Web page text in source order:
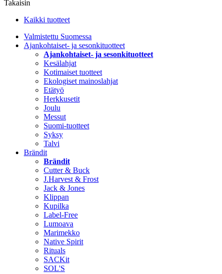
Takaisin
Kaikki tuotteet
Valmistettu Suomessa
Ajankohtaiset- ja sesonkituotteet
Ajankohtaiset- ja sesonkituotteet
Kesälahjat
Kotimaiset tuotteet
Ekologiset mainoslahjat
Etätyö
Herkkusetit
Joulu
Messut
Suomi-tuotteet
Syksy
Talvi
Brändit
Brändit
Cutter & Buck
J.Harvest & Frost
Jack & Jones
Klippan
Kupilka
Label-Free
Lumoava
Marimekko
Native Spirit
Rituals
SACKit
SOL'S